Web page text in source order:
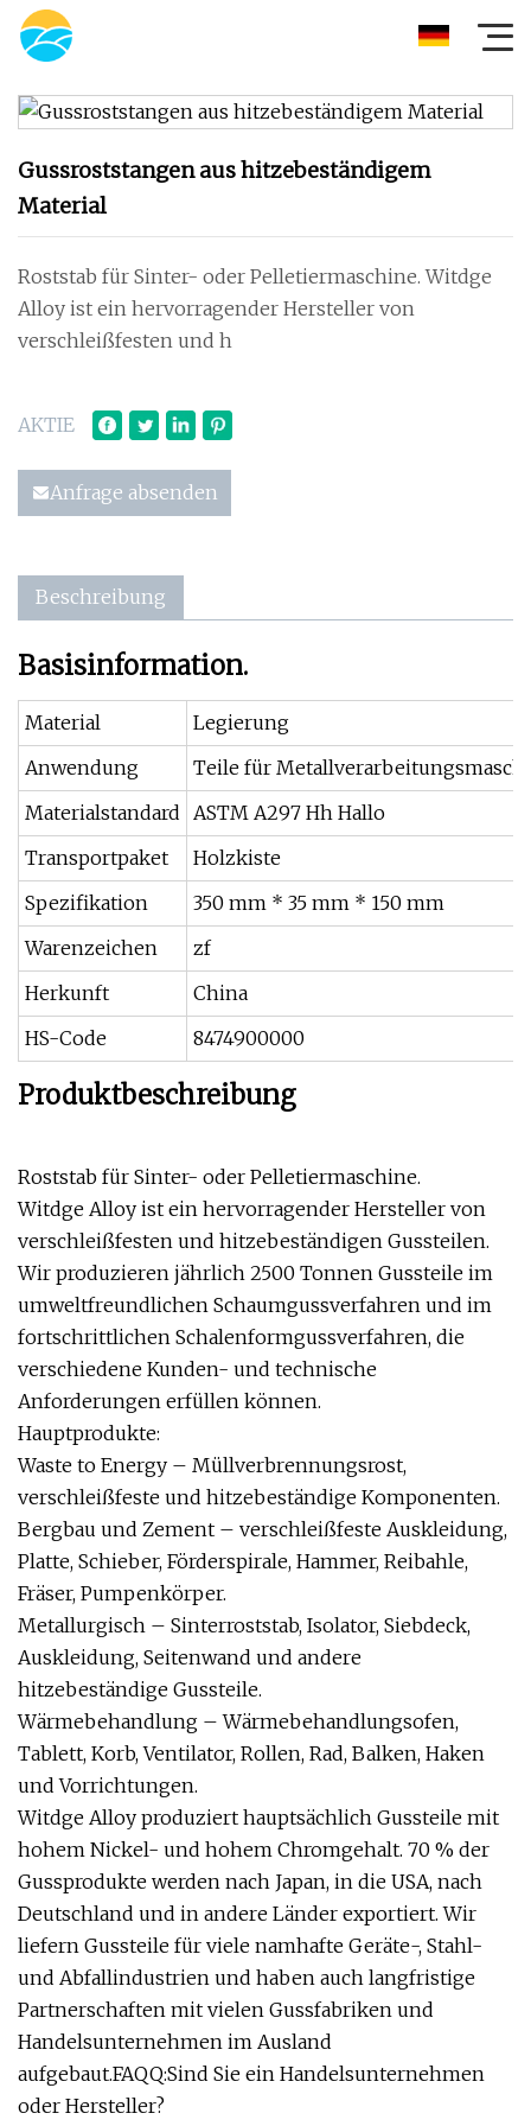
Gussroststangen aus hitzebeständigem
Material
Roststab für Sinter- oder Pelletiermaschine. Witdge
Alloy ist ein hervorragender Hersteller von
verschleißfesten und h
AKTIE
Anfrage absenden
Beschreibung
Basisinformation.
Material
Legierung
Anwendung
Teile für
Materialstandard ASTM A297 Hh Hallo
Transportpaket
Holzkiste
Spezifikation
350 mm * 35 mm * 150 mm
Warenzeichen
zf
Herkunft
China
HS-Code
8474900000
Produktbeschreibung
Roststab für Sinter- oder Pelletiermaschine.
Witdge Alloy ist ein hervorragender Hersteller von
verschleißfesten und hitzebeständigen Gussteilen.
Wir produzieren jährlich 2500 Tonnen Gussteile im
umweltfreundlichen Schaumgussverfahren und im
fortschrittlichen Schalenformgussverfahren, die
verschiedene Kunden- und technische
Anforderungen erfüllen können.
Hauptprodukte:
Waste to Energy – Müllverbrennungsrost,
verschleißfeste und hitzebeständige Komponenten.
Bergbau und Zement – ​​verschleißfeste Auskleidung,
Platte, Schieber, Förderspirale, Hammer, Reibahle,
Fräser, Pumpenkörper.
Metallurgisch – Sinterroststab, Isolator, Siebdeck,
Auskleidung, Seitenwand und andere
hitzebeständige Gussteile.
Wärmebehandlung – Wärmebehandlungsofen,
Tablett, Korb, Ventilator, Rollen, Rad, Balken, Haken
und Vorrichtungen.
Witdge Alloy produziert hauptsächlich Gussteile mit
hohem Nickel- und hohem Chromgehalt. 70 % der
Gussprodukte werden nach Japan, in die USA, nach
Deutschland und in andere Länder exportiert. Wir
liefern Gussteile für viele namhafte Geräte-, Stahl-
und Abfallindustrien und haben auch langfristige
Partnerschaften mit vielen Gussfabriken und
Handelsunternehmen im Ausland
aufgebaut.FAQQ:Sind Sie ein Handelsunternehmen
oder Hersteller?